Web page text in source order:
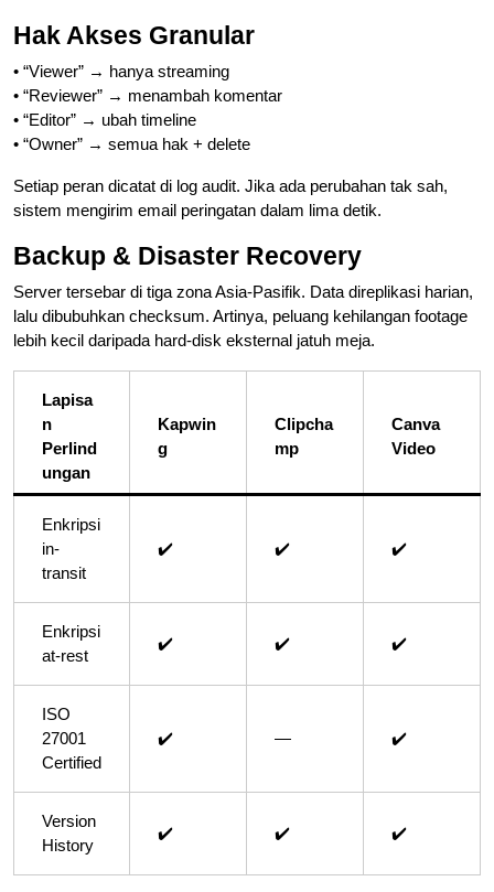
Hak Akses Granular
• “Viewer” → hanya streaming
• “Reviewer” → menambah komentar
• “Editor” → ubah timeline
• “Owner” → semua hak + delete
Setiap peran dicatat di log audit. Jika ada perubahan tak sah,
sistem mengirim email peringatan dalam lima detik.
Backup & Disaster Recovery
Server tersebar di tiga zona Asia-Pasifik. Data direplikasi harian,
lalu dibubuhkan checksum. Artinya, peluang kehilangan footage
lebih kecil daripada hard-disk eksternal jatuh meja.
Lapisa
n
Perlind
ungan
Kapwin
g
Clipcha
mp
Canva
Video
Enkripsi
in-
transit
✔️ ✔️ ✔️
Enkripsi
at-rest
✔️ ✔️ ✔️
ISO
27001
Certified
✔️ — ✔️
Version
History
✔️ ✔️ ✔️